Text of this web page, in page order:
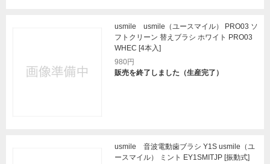
usmile usmile（ユースマイル） PRO03 ソ
フトクリーン 替えブラシ ホワイト PRO03
WHEC [4本入]
980円
販売を終了しました（生産完了）
usmile 音波電動歯ブラシ Y1S usmile（ユ
ースマイル） ミント EY1SMITJP [振動式]